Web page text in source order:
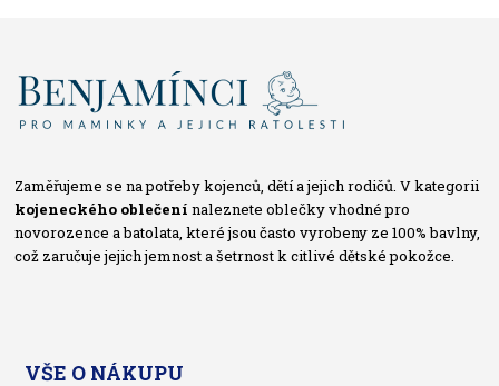
Zaměřujeme se na potřeby kojenců, dětí a jejich rodičů. V kategorii
kojeneckého oblečení naleznete oblečky vhodné pro
novorozence a batolata, které jsou často vyrobeny ze 100% bavlny,
což zaručuje jejich jemnost a šetrnost k citlivé dětské pokožce.
VŠE O NÁKUPU